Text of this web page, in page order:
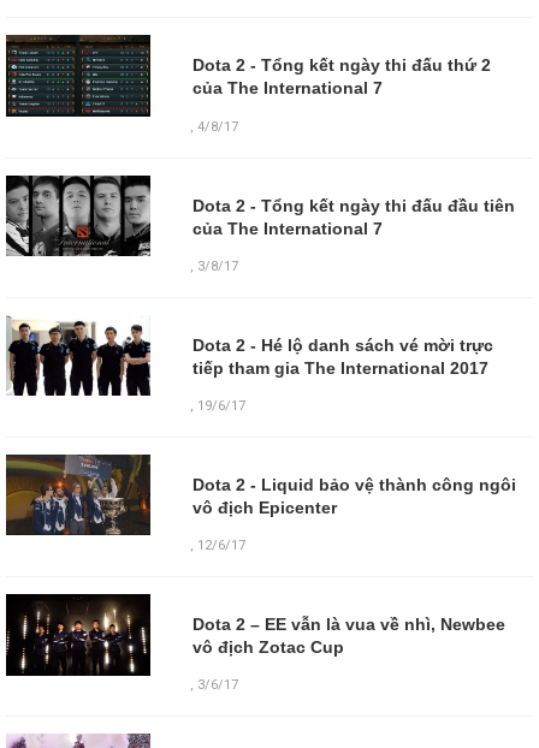
Dota 2 - Tổng kết ngày thi đấu thứ 2
của The International 7
,4/8/17
Dota 2 - Tổng kết ngày thi đấu đầu tiên
của The International 7
, 3/8/17
Dota 2 - Hé lộ danh sách vé mời trực
tiếp tham gia The International 2017
, 19/6/17
Dota 2 - Liquid bảo vệ thành công ngôi
vô địch Epicenter
, 12/6/17
Dota 2 – EE vẫn là vua về nhì, Newbee
vô địch Zotac Cup
, 3/6/17